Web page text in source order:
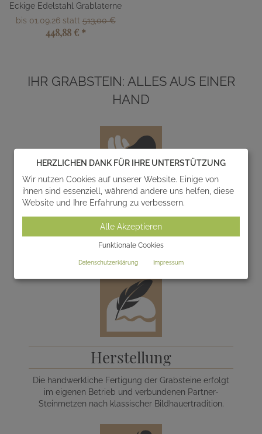
Eckige Edelstahl Grablaterne
bis 01.09.26 statt513,00 €
448,88 € *
IHR GRABSTEIN: ALLES AUS EINER
HAND
Entwurf
Wir entwerfen und realisieren gemeinsam mit Ihnen
einzigartige Gedenksteine zur individuellen
Herstellung
Die handwerkliche Fertigung der Grabsteine erfolgt
im eigenen Betrieb und verbundenen Partner-
Steinmetzen nach klassischer Bildhauertradition.
HERZLICHEN DANK FÜR IHRE UNTERSTÜTZUNG
Wir nutzen Cookies auf unserer Website. Einige von
ihnen sind essenziell, während andere uns helfen, diese
Website und Ihre Erfahrung zu verbessern.
Alle Akzeptieren
Funktionale Cookies
Datenschutzerklärung Impressum